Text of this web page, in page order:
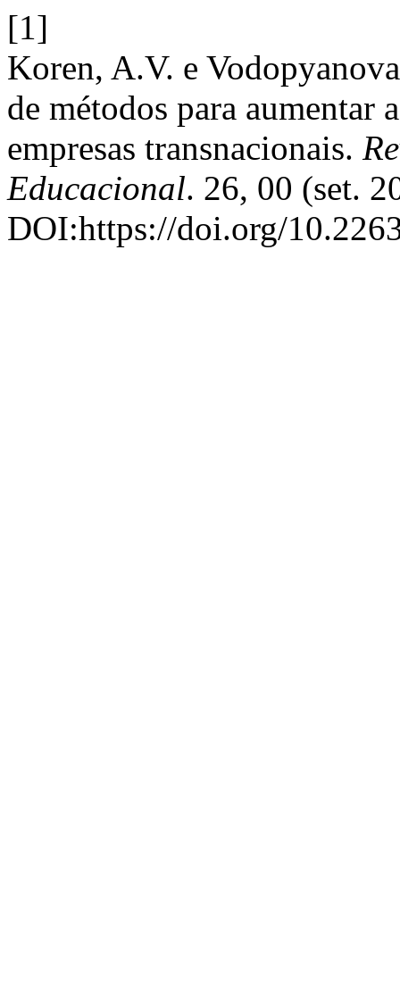
[1]
Koren, A.V. e
de métodos para aumentar
empresas transnacionais.
Educacional. 26, 00 (set.
DOI:https://doi.org/